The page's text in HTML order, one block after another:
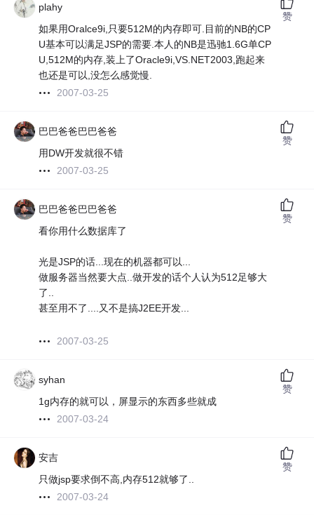
plahy
如果用Oralce9i,只要512M的内存即可.目前的NB的CP
U基本可以满足JSP的需要.本人的NB是迅驰1.6G单CP
U,512M的内存,装上了Oracle9i,VS.NET2003,跑起来
也还是可以,没怎么感觉慢.
2007-03-25
赞
巴巴爸爸巴巴爸爸
用DW开发就很不错
2007-03-25
赞
巴巴爸爸巴巴爸爸
看你用什么数据库了
光是JSP的话...现在的机器都可以...
做服务器当然要大点..做开发的话个人认为512足够大
了..
甚至用不了....又不是搞J2EE开发...
2007-03-25
赞
syhan
1g内存的就可以，屏显示的东西多些就成
2007-03-24
赞
安吉
只做jsp要求倒不高,内存512就够了..
2007-03-24
赞